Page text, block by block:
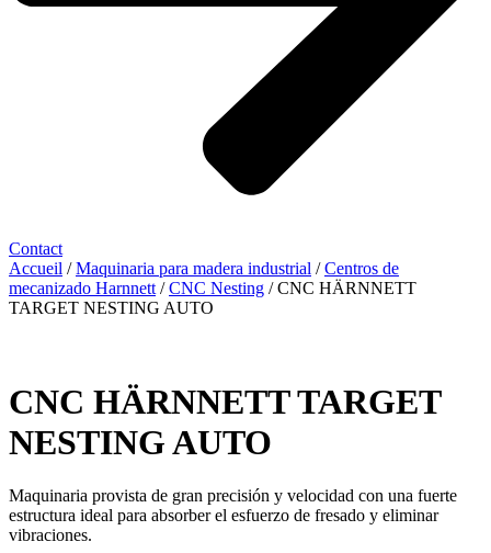
Contact
Accueil /Maquinaria para madera industrial /Centros de
mecanizado Harnnett/CNC Nesting / CNC HÄRNNETT
TARGET NESTING AUTO
CNC HÄRNNETT TARGET
NESTING AUTO
Maquinaria provista de gran precisión y velocidad con una fuerte
estructura ideal para absorber el esfuerzo de fresado y eliminar
vibraciones.